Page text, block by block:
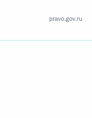
pravo.gov.ru